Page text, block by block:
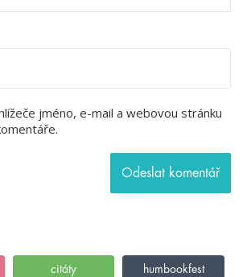
jméno, e-mail a webovou stránku
citáty humbookfest